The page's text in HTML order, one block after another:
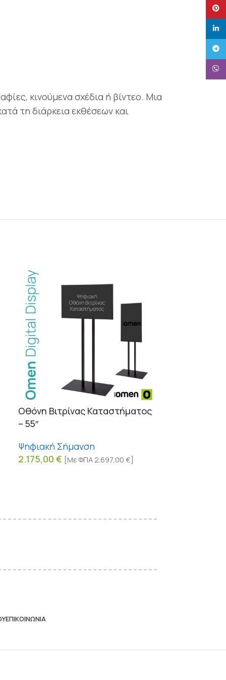
κινούμενα σχέδια ή βίντεο. Μια
τη διάρκεια εκθέσεων και
Οθόνη Βιτρίνας Καταστήματος
– 55″
Ψηφιακή Σήμανση
2.175,00 € [Με ΦΠΑ 2.697,00 €]
ΕΠΙΚΟΙΝΩΝΊΑ
Viber